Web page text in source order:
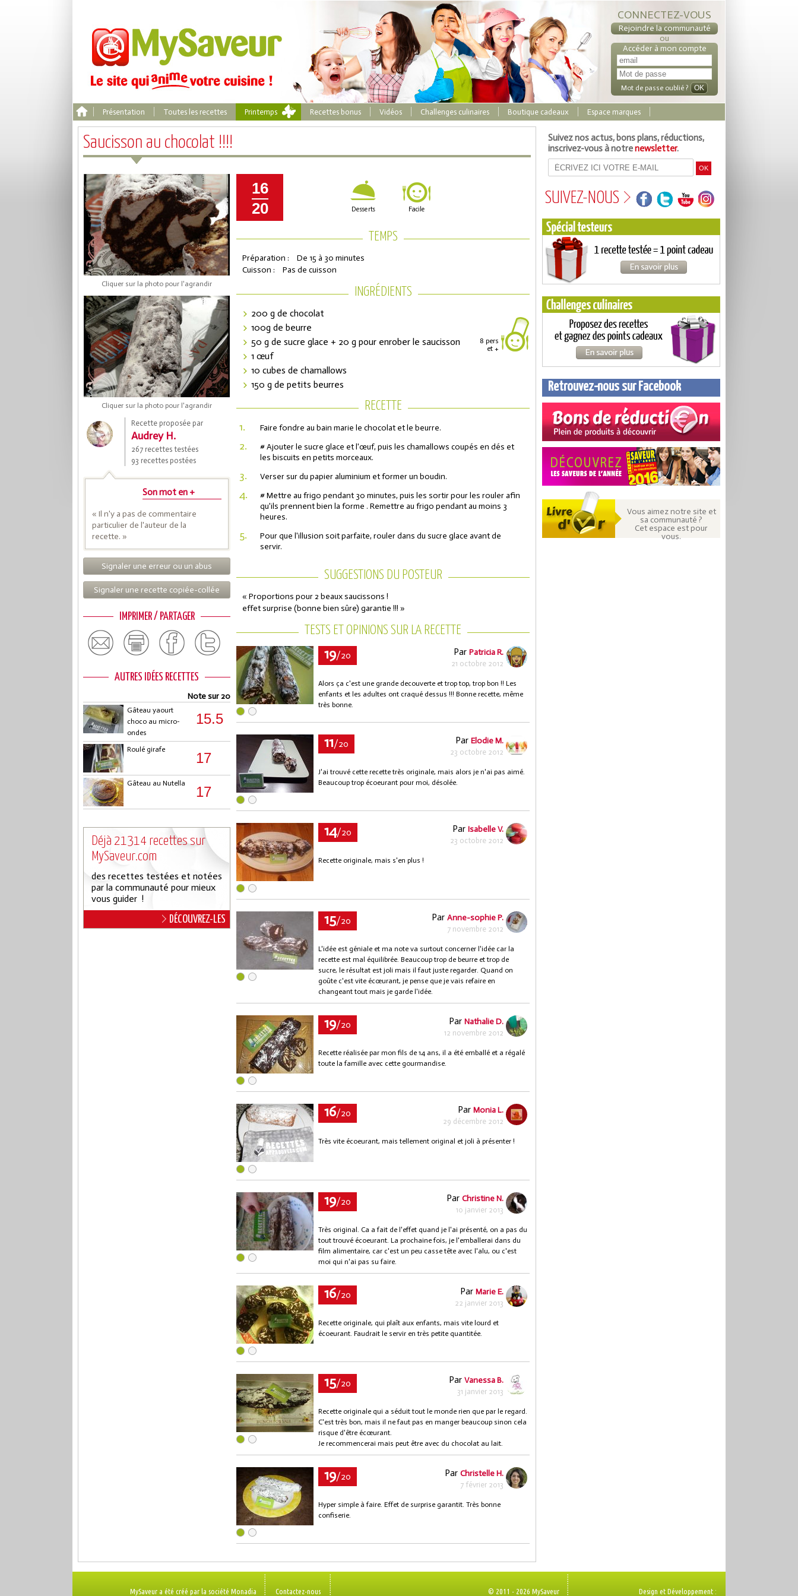
CONNECTEZ-VOUS
Rejoindre la communauté
ou
Accéder à mon compte
Mot de passe oublié ?
Présentation Toutes les recettes Printemps Recettes bonus Vidéos Challenges culinaires Boutique cadeaux Espace marques
Saucisson au chocolat !!!!
Cliquer sur la photo pour l'agrandir
Cliquer sur la photo pour l'agrandir
Recette proposée par
Audrey H.
267 recettes testées
93 recettes postées
Son mot en +
« Il n'y a pas de commentaire
particulier de l'auteur de la
recette. »
Signaler une erreur ou un abus
Signaler une recette copiée-collée
IMPRIMER / PARTAGER
AUTRES IDÉES RECETTES
Note sur 20
Gâteau yaourt
choco au micro-
ondes
15.5
Roulé girafe
17
Gâteau au Nutella
17
Déjà 21314 recettes sur
MySaveur.com
des recettes testées et notées
par la communauté pour mieux
vous guider !
DÉCOUVREZ-LES
16
20
Desserts Facile
TEMPS
Préparation :
De 15 à 30 minutes
Cuisson :
Pas de cuisson
INGRÉDIENTS
8 pers
et +
200 g de chocolat
100g de beurre
50 g de sucre glace + 20 g pour enrober le saucisson
1 œuf
10 cubes de chamallows
150 g de petits beurres
RECETTE
1. Faire fondre au bain marie le chocolat et le beurre.
2.
# Ajouter le sucre glace et l'œuf, puis les chamallows coupés en dés et
les biscuits en petits morceaux.
3. Verser sur du papier aluminium et former un boudin.
4.
# Mettre au frigo pendant 30 minutes, puis les sortir pour les rouler afin
qu'ils prennent bien la forme . Remettre au frigo pendant au moins 3
heures.
5.
Pour que l'illusion soit parfaite, rouler dans du sucre glace avant de
servir.
SUGGESTIONS DU POSTEUR
« Proportions pour 2 beaux saucissons !
effet surprise (bonne bien sûre) garantie !!! »
TESTS ET OPINIONS SUR LA RECETTE
19/20 Par Patricia R.
21 octobre 2012
Alors ça c'est une grande decouverte et trop top, trop bon !! Les
enfants et les adultes ont craqué dessus !!! Bonne recette, même
très bonne.
11/20 Par Elodie M.
23 octobre 2012
J'ai trouvé cette recette très originale, mais alors je n'ai pas aimé.
Beaucoup trop écoeurant pour moi, désolée.
14/20 Par Isabelle V.
23 octobre 2012
Recette originale, mais s'en plus !
15/20 Par Anne-sophie P.
7 novembre 2012
L'idée est géniale et ma note va surtout concerner l'idée car la
recette est mal équilibrée. Beaucoup trop de beurre et trop de
sucre, le résultat est joli mais il faut juste regarder. Quand on
goûte c'est vite écœurant, je pense que je vais refaire en
changeant tout mais je garde l'idée.
19/20 Par Nathalie D.
12 novembre 2012
Recette réalisée par mon fils de 14 ans, il a été emballé et a régalé
toute la famille avec cette gourmandise.
16/20 Par Monia L.
29 décembre 2012
Très vite écoeurant, mais tellement original et joli à présenter !
19/20 Par Christine N.
10 janvier 2013
Très original. Ca a fait de l'effet quand je l'ai présenté, on a pas du
tout trouvé écoeurant. La prochaine fois, je l'emballerai dans du
film alimentaire, car c'est un peu casse tête avec l'alu, ou c'est
moi qui n'ai pas su faire.
16/20 Par Marie E.
22 janvier 2013
Recette originale, qui plaît aux enfants, mais vite lourd et
écoeurant. Faudrait le servir en très petite quantitée.
15/20 Par Vanessa B.
31 janvier 2013
Recette originale qui a séduit tout le monde rien que par le regard.
C'est très bon, mais il ne faut pas en manger beaucoup sinon cela
risque d'être écœurant.
Je recommencerai mais peut être avec du chocolat au lait.
19/20 Par Christelle H.
7 février 2013
Hyper simple à faire. Effet de surprise garantit. Très bonne
confiserie.
Suivez nos actus, bons plans, réductions,
inscrivez-vous à notrenewsletter.
SUIVEZ-NOUS
Retrouvez-nous sur Facebook
Coupons de réduction
Saveurs de l'Année
Vous aimez notre site et
sa communauté ?
Cet espace est pour
vous.
MySaveur a été créé par la société Monadia Contactez-nous © 2011 - 2026 MySaveur Design et Développement :